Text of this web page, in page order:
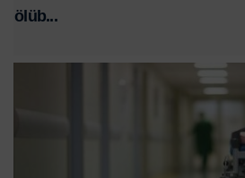
ölüb...